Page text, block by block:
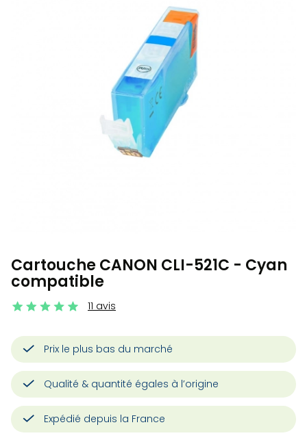
Cartouche CANON CLI-521C - Cyan
compatible
11 avis
Prix le plus bas du marché
Qualité & quantité égales à l’origine
Expédié depuis la France